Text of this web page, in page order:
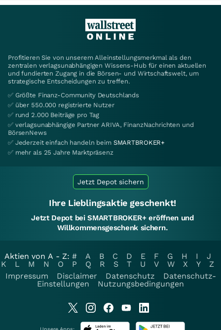
Profitieren Sie von unserem Alleinstellungsmerkmal als den
zentralen verlagsunabhängigen Wissens-Hub für einen aktuellen
und fundierten Zugang in die Börsen- und Wirtschaftswelt, um
strategische Entscheidungen zu treffen.
✅ Größte Finanz-Community Deutschlands
✅ über 550.000 registrierte Nutzer
✅ rund 2.000 Beiträge pro Tag
✅ verlagsunabhängige Partner ARIVA, FinanzNachrichten und
BörsenNews
✅ Jederzeit einfach handeln beim SMARTBROKER+
✅ mehr als 25 Jahre Marktpräsenz
Jetzt Depot sichern
Ihre Lieblingsaktie geschenkt!
Jetzt Depot bei SMARTBROKER+ eröffnen und
Willkommensgeschenk sichern.
Aktien von A - Z: # A B C D E F G H I
J
K
L M N O P Q R S T U V W X Y
Z
Impressum
Disclaimer Datenschutz
Datenschutz-
Einstellungen
Nutzungsbedingungen